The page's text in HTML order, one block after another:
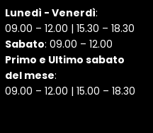
Lunedì - Venerdì:
09.00 – 12.00 | 15.30 – 18.30
Sabato: 09.00 – 12.00
Primo e Ultimo sabato
del mese:
09.00 – 12.00 | 15.00 – 18.30